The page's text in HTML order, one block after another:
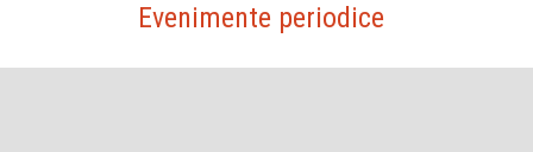
Evenimente periodice